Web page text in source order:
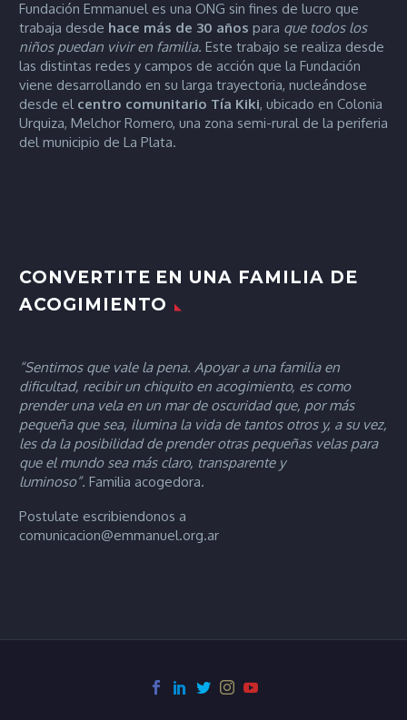
Fundación Emmanuel es una ONG sin fines de lucro que
trabaja desde hace más de 30 años para que todos los
niños puedan vivir en familia. Este trabajo se realiza desde
las distintas redes y campos de acción que la Fundación
viene desarrollando en su larga trayectoria, nucleándose
desde el centro comunitario Tía Kiki, ubicado en Colonia
Urquiza, Melchor Romero, una zona semi-rural de la periferia
del municipio de La Plata.
CONVERTITE EN UNA FAMILIA DE
ACOGIMIENTO
“Sentimos que vale la pena. Apoyar a una familia en
dificultad, recibir un chiquito en acogimiento, es como
prender una vela en un mar de oscuridad que, por más
pequeña que sea, ilumina la vida de tantos otros y, a su vez,
les da la posibilidad de prender otras pequeñas velas para
que el mundo sea más claro, transparente y
luminoso”. Familia acogedora.
Postulate escribiendonos a
comunicacion@emmanuel.org.ar